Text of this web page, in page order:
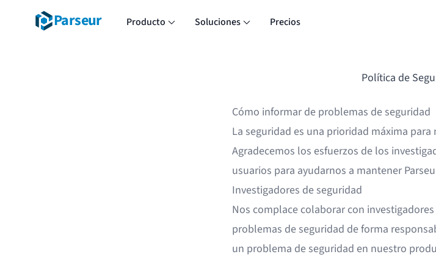
Parseur Producto Soluciones Precios
Política de
Cómo informar de problemas de seguridad
La seguridad es una prioridad máxima para
Agradecemos los esfuerzos de los
usuarios para ayudarnos a mantener
Investigadores de seguridad
Nos complace colaborar con
problemas de seguridad de forma
un problema de seguridad en nuestro